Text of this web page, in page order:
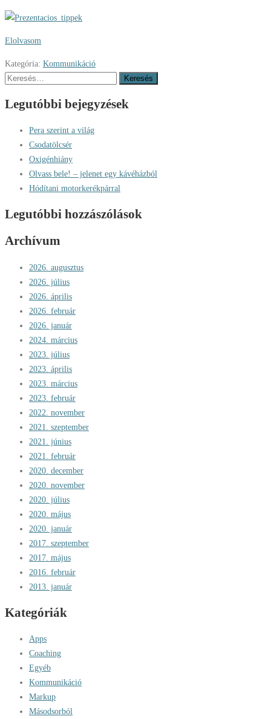
Elolvasom
Kategória: Kommunikáció
Keresés:
Legutóbbi bejegyzések
Pera szerint a világ
Csodatölcsér
Oxigénhiány
Olvass bele! – jelenet egy kávéházból
Hódítani motorkerékpárral
Legutóbbi hozzászólások
Archívum
2026. augusztus
2026. július
2026. április
2026. február
2026. január
2024. március
2023. július
2023. április
2023. március
2023. február
2022. november
2021. szeptember
2021. június
2021. február
2020. december
2020. november
2020. július
2020. május
2020. január
2017. szeptember
2017. május
2016. február
2013. január
Kategóriák
Apps
Coaching
Egyéb
Kommunikáció
Markup
Másodsorból